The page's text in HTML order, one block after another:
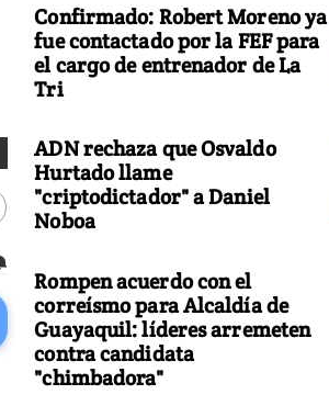
Confirmado: Robert Moreno ya
fue contactado por la FEF para
el cargo de entrenador de La
Tri
ADN rechaza que Osvaldo
Hurtado llame
"criptodictador" a Daniel
Noboa
Rompen acuerdo con el
correísmo para Alcaldía de
Guayaquil: líderes arremeten
contra candidata
"chimbadora"